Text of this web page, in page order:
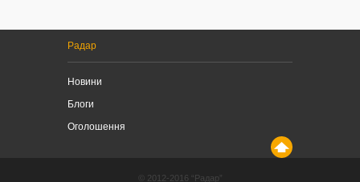
Радар
Новини
Блоги
Оголошення
© 2012-2016 “Радар”